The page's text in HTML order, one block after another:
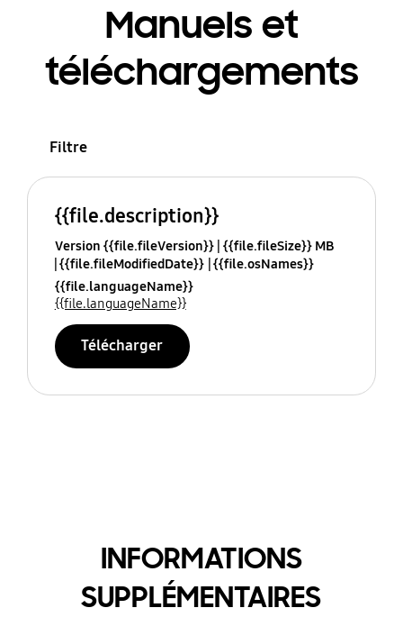
Manuels et
téléchargements
Filtre
{{file.description}}
Version {{file.fileVersion}} {{file.fileSize}} MB
{{file.fileModifiedDate}} {{file.osNames}}
{{file.languageName}}
{{file.languageName}}
Télécharger
INFORMATIONS
SUPPLÉMENTAIRES